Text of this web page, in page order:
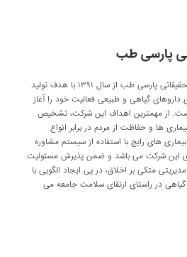
پارسی طب
شرکت تحقیقاتی پارسی طب از سال ۱۳۹۱ با هدف تولید
داروهای گیاهی و طبیعی فعالیت خود را آغاز
از مهمترین اهداف این شرکت، تشخیص
ها و حفاظت از مردم در برابر انواع
های رایج با استفاده از سیستم مشاوره
این شرکت می باشد و ضمن پذیرش مسئولیت
متکی بر اخلاق، در پی ایجاد الگویی با
در راستای ارتقای سلامت جامعه می